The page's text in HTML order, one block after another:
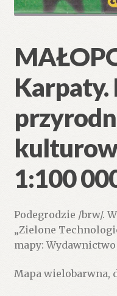
Karpaty.
1:100
Podegrodzie /brw/.
„Zielone
mapy: Wydawnictwo
Mapa wielobarwna,